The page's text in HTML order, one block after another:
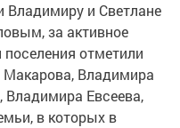
Владимиру и Светлане
за активное
отметили
Макарова, Владимира
Владимира Евсеева,
в которых в